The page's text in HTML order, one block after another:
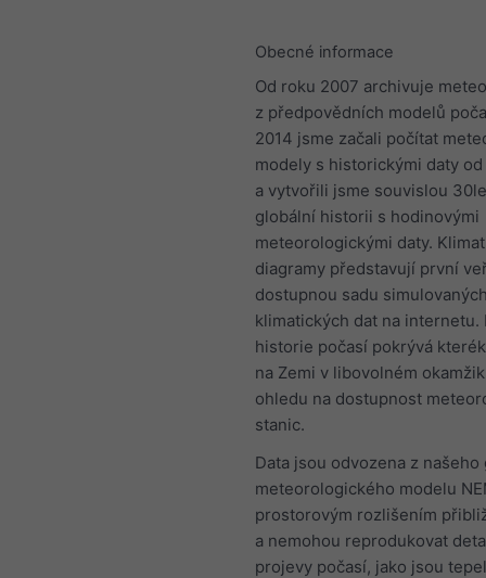
Obecné informace
Od roku 2007 archivuje
z předpovědních modelů
2014 jsme začali počítat
modely s historickými daty
a vytvořili jsme souvislou
globální historii s hodinovými
meteorologickými daty.
diagramy představují první
dostupnou sadu
klimatických dat na internetu.
historie počasí pokrývá
na Zemi v libovolném
ohledu na dostupnost
stanic.
Data jsou odvozena z
meteorologického modelu
prostorovým rozlišením
a nemohou reprodukovat
projevy počasí, jako jsou